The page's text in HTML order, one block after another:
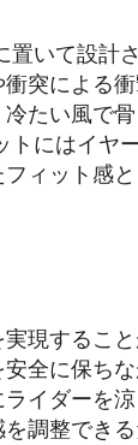
いて設計
突による
たい風で
にはイヤ
ィット感
現するこ
全に保ち
イダーを
調整でき